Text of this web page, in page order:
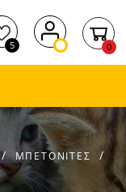
5 0
ΜΠΕΤΟΝΙΤΕΣ